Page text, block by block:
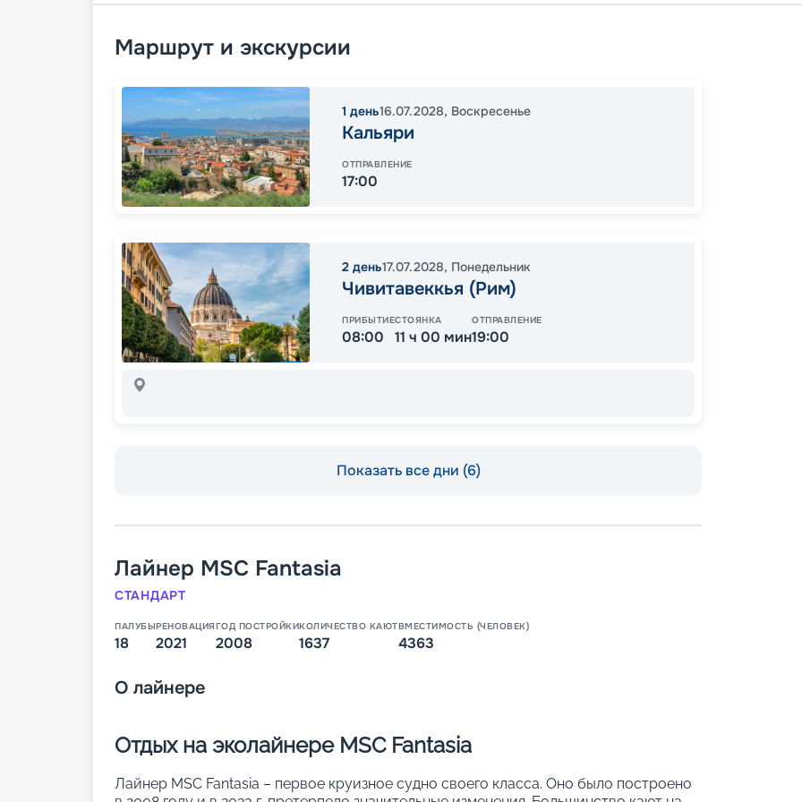
Маршрут и экскурсии
1 день16.07.2028, Воскресенье
Кальяри
ОТПРАВЛЕНИЕ
17:00
2 день17.07.2028, Понедельник
Чивитавеккья (Рим)
ПРИБЫТИЕ
08:00
СТОЯНКА
11 ч 00 мин
ОТПРАВЛЕНИЕ
19:00
Показать все дни (6)
Лайнер MSC Fantasia
СТАНДАРТ
ПАЛУБЫ
18
РЕНОВАЦИЯ
2021
ГОД ПОСТРОЙКИ
2008
КОЛИЧЕСТВО КАЮТ
1637
ВМЕСТИМОСТЬ (ЧЕЛОВЕК)
4363
О лайнере
Отдых на эколайнере MSC Fantasia
Лайнер MSC Fantasia – первое круизное судно своего класса. Оно было построено